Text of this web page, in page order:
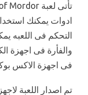
ادوات يمكنك
التحكم فى اللعبه
والفأرة فى اجهزة
فى اجهزة الاكس
تم اصدار اللعبة